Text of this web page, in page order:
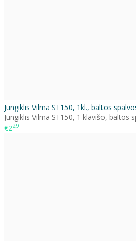
Jungiklis Vilma ST150, 1kl., baltos
Jungiklis Vilma ST150, 1 klavišo, baltos
€229